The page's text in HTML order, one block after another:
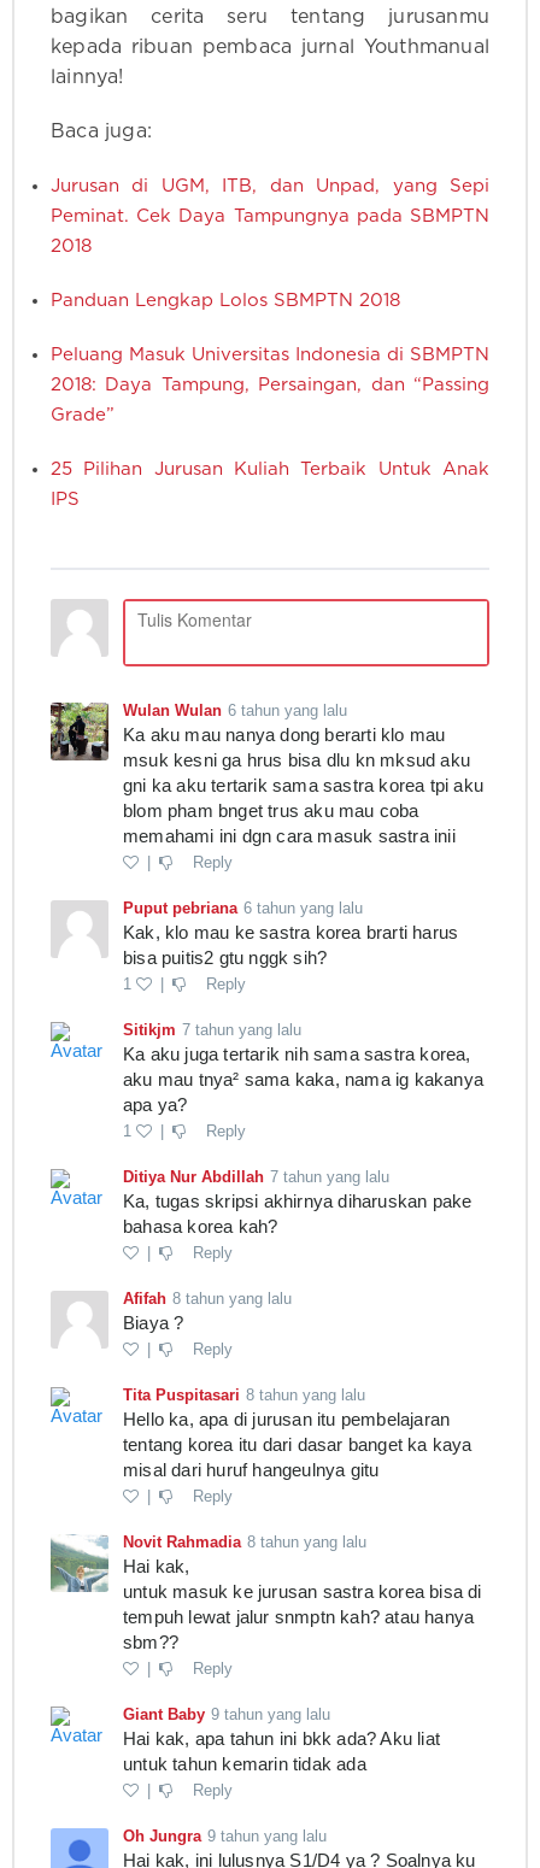
bagikan cerita seru tentang jurusanmu
kepada ribuan pembaca jurnal Youthmanual
lainnya!
Baca juga:
Jurusan di UGM, ITB, dan Unpad, yang Sepi
Peminat. Cek Daya Tampungnya pada SBMPTN
2018
Panduan Lengkap Lolos SBMPTN 2018
Peluang Masuk Universitas Indonesia di SBMPTN
2018: Daya Tampung, Persaingan, dan “Passing
Grade”
25 Pilihan Jurusan Kuliah Terbaik Untuk Anak
IPS